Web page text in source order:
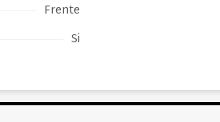
Frente
Si